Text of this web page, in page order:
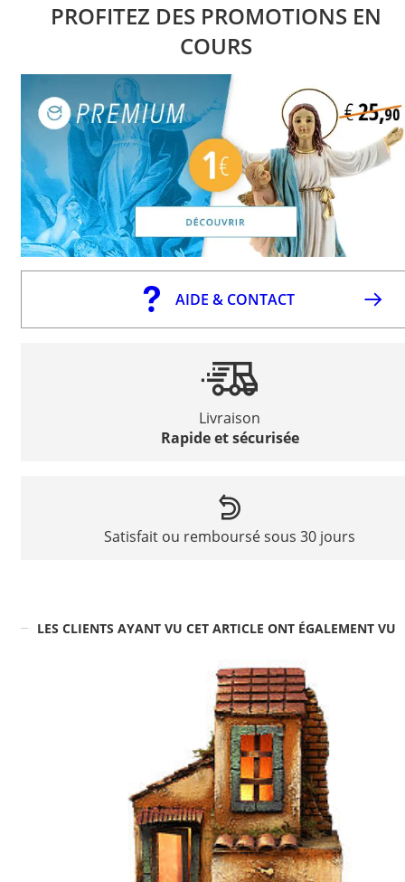
PROFITEZ DES PROMOTIONS EN
COURS
AIDE & CONTACT
Livraison
Rapide et sécurisée
Satisfait ou remboursé sous 30 jours
LES CLIENTS AYANT VU CET ARTICLE ONT ÉGALEMENT VU